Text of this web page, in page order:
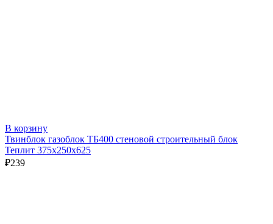
В корзину
Твинблок газоблок ТБ400 стеновой строительный блок
Теплит 375х250х625
₽239